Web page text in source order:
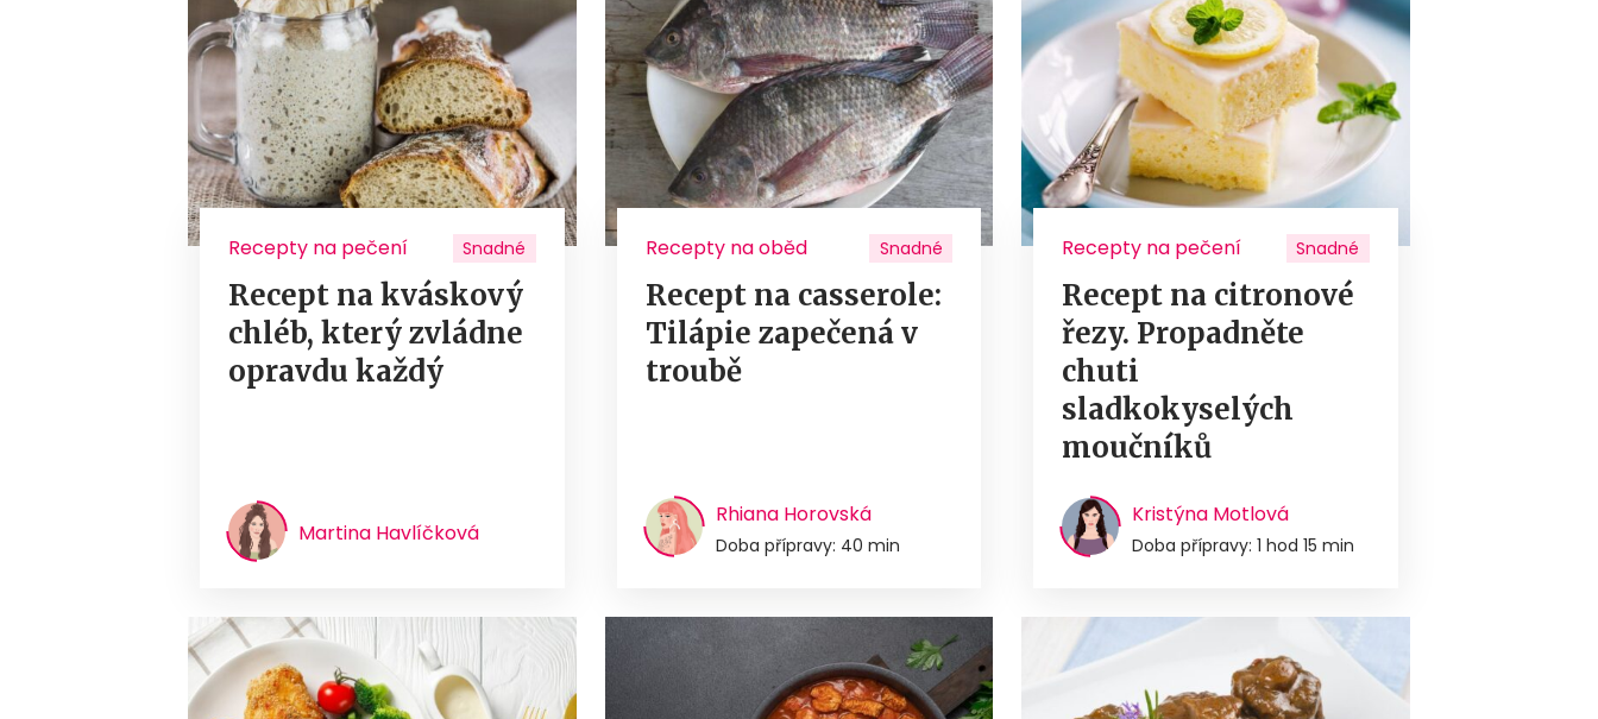
Recepty na pečení Snadné
Recept na kváskový
chléb, který zvládne
opravdu každý
Martina Havlíčková
Recepty na oběd Snadné
Recept na casserole:
Tilápie zapečená v
troubě
Rhiana Horovská
Doba přípravy: 40 min
Recepty na pečení Snadné
Recept na citronové
řezy. Propadněte
chuti
sladkokyselých
moučníků
Kristýna Motlová
Doba přípravy: 1 hod 15 min